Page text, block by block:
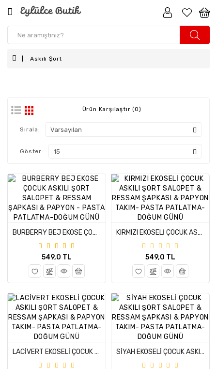
Bebek
Aksesuar
Anne
-
Askılı Şort
Ürün Karşılaştır (0)
Sırala:
Göster:
BURBERRY BEJ EKOSE ÇOCUK ASKILI ŞORT SALOPET & RESSAM ŞAPKASI & PAPYON - PASTA PATLATMA-DOĞUM GÜNÜ
549,0 TL
KIRMIZI EKOSELİ ÇOCUK ASKILI ŞORT SALOPET & RESSAM ŞAPKASI & PAPYON TAKIM- PASTA PATLATMA-DOĞUM GÜNÜ
549,0 TL
LACİVERT EKOSELİ ÇOCUK ASKILI ŞORT SALOPET & RESSAM ŞAPKASI & PAPYON TAKIM- PASTA PATLATMA-DOĞUM GÜNÜ SİYAH EKOSELİ ÇOCUK ASKILI ŞORT SALOPET & RESSAM ŞAPKASI & PAPYON TAKIM- PASTA PATLATMA-DOĞUM GÜNÜ